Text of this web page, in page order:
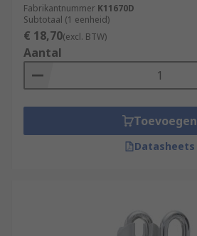
Fabrikantnummer K11670D
Subtotaal (1 eenheid)
€ 18,70(excl. BTW)
Aantal
Toevoegen
Datasheets